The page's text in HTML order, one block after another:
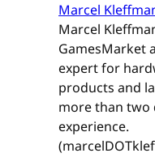
Marcel
Marcel
GamesMarket
expert for
products and
more than two
experience.